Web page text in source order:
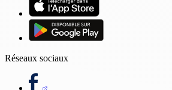
Réseaux sociaux